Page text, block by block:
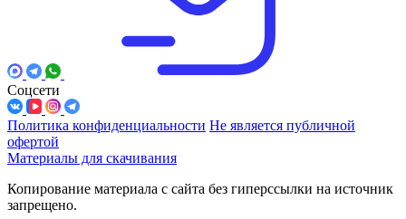
Соцсети
Политика конфиденциальности Не является публичной
офертой
Материалы для скачивания
Копирование материала с сайта без гиперссылки на источник
запрещено.